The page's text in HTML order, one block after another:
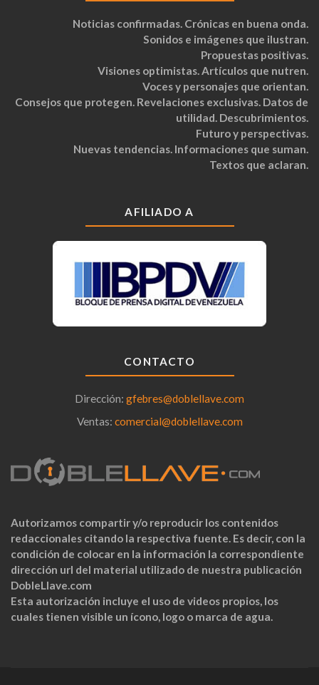
Noticias confirmadas. Crónicas en buena onda.
Sonidos e imágenes que ilustran.
Propuestas positivas.
Visiones optimistas. Artículos que nutren.
Voces y personajes que orientan.
Consejos que protegen. Revelaciones exclusivas. Datos de
utilidad. Descubrimientos.
Futuro y perspectivas.
Nuevas tendencias. Informaciones que suman.
Textos que aclaran.
AFILIADO A
CONTACTO
Dirección: gfebres@doblellave.com
Ventas: comercial@doblellave.com
Autorizamos compartir y/o reproducir los contenidos
redaccionales citando la respectiva fuente. Es decir, con la
condición de colocar en la información la correspondiente
dirección url del material utilizado de nuestra publicación
DobleLlave.com
Esta autorización incluye el uso de videos propios, los
cuales tienen visible un ícono, logo o marca de agua.